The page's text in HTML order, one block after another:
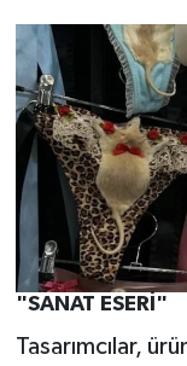
"SANAT ESERİ"
Tasarımcılar,